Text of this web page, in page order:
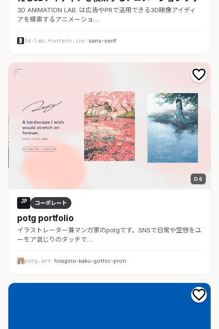
3D ANIMATION LAB. は広告やPRで活用できる3D映像アイディ
アを模索するアニメーショ…
3d-lab.funtech.inc· sans-serif
D 6
JP コーポレート
potg portfolio
イラストレーター兼マンガ家のpotgです。SNSで日常や空想をユ
ーモア混じりのタッチで…
potg.art· hiragino-kaku-gothic-pron